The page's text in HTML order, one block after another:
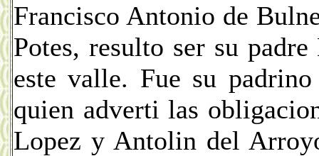
Francisco Antonio de
Potes, resulto ser su
este valle. Fue su
quien adverti las
Lopez y Antolin del